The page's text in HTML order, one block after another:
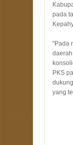
pada
"Pada
PKS
yang